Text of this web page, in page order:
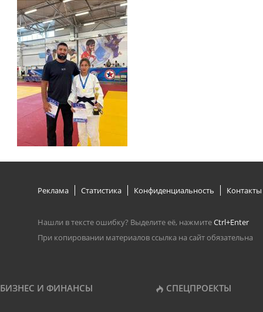
Реклама Статистика Конфиденциальность Контакты
Нашли в тексте ошибку? Выделите её, нажмитеCtrl+Enter
При копировании материалов ссылка на сайт обязательна
БИЗНЕС И ФИНАНСЫ СПЕЦПРОЕКТЫ